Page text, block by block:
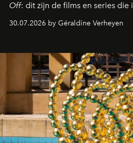
Off: dit zijn de films en series die
streamingplatformen verschijnen.
30.07.2026 by Géraldine Verheyen